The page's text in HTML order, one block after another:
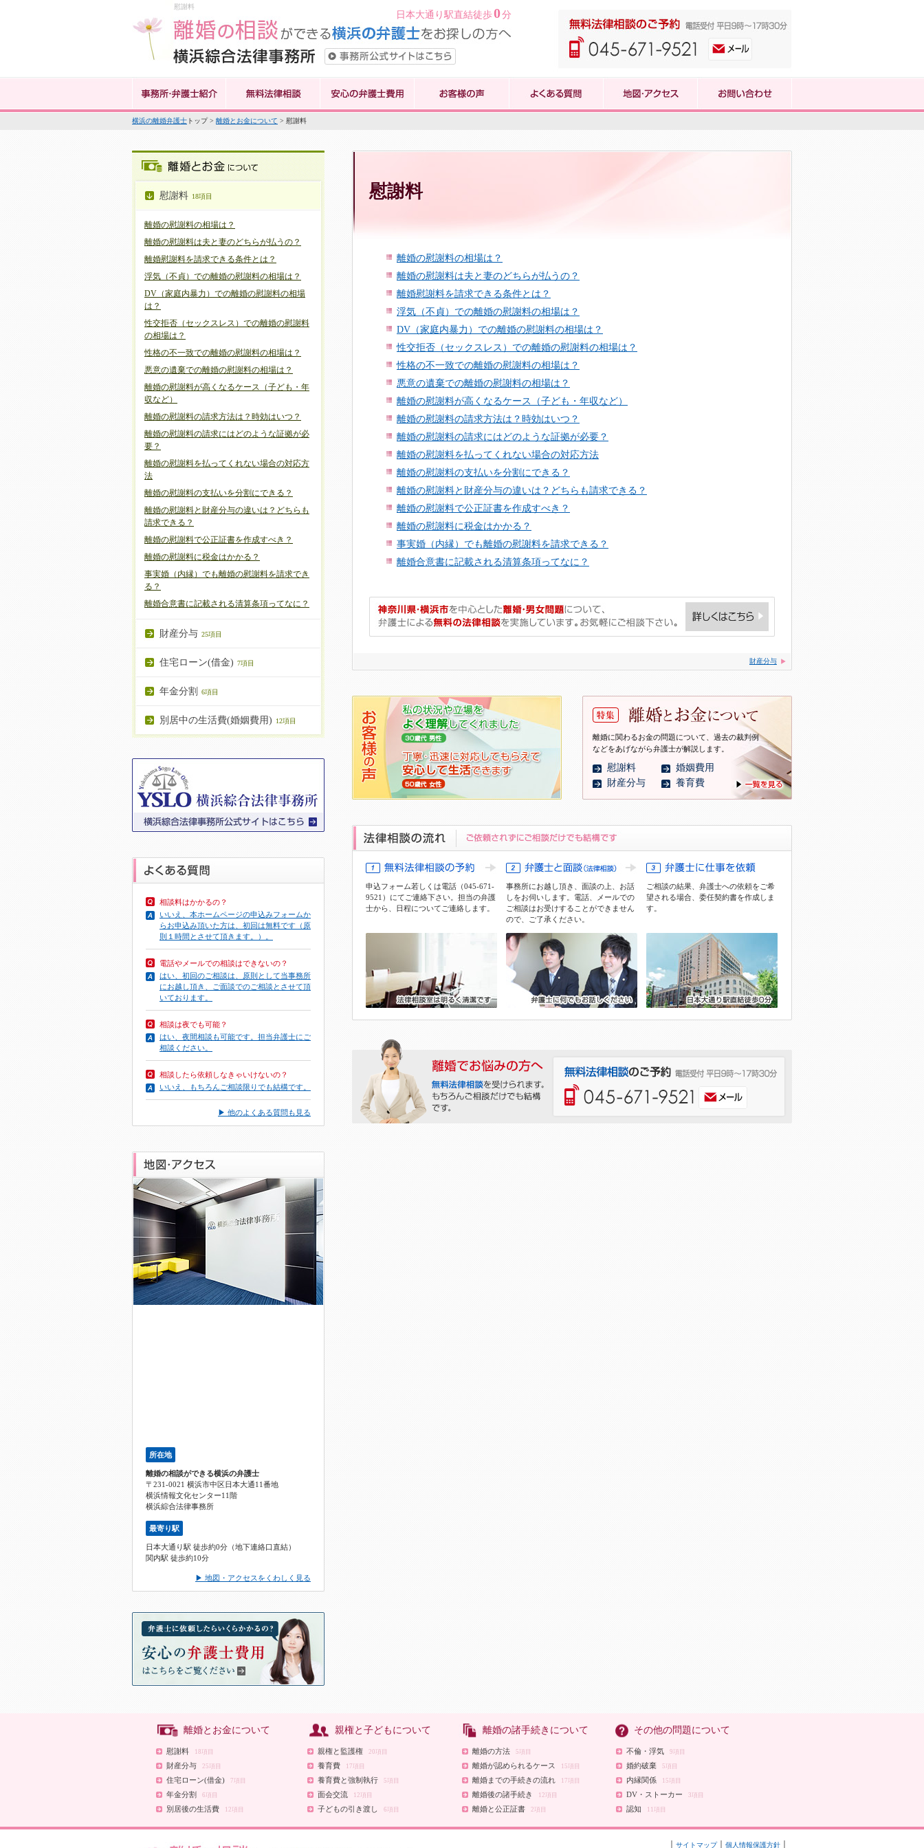
慰謝料
日本大通り駅直結徒歩0分
横浜の離婚弁護士 トップ > 離婚とお金について > 慰謝料
慰謝料 18項目
離婚の慰謝料の相場は？
離婚の慰謝料は夫と妻のどちらが払うの？
離婚慰謝料を請求できる条件とは？
浮気（不貞）での離婚の慰謝料の相場は？
DV（家庭内暴力）での離婚の慰謝料の相場
は？
性交拒否（セックスレス）での離婚の慰謝料
の相場は？
性格の不一致での離婚の慰謝料の相場は？
悪意の遺棄での離婚の慰謝料の相場は？
離婚の慰謝料が高くなるケース（子ども・年
収など）
離婚の慰謝料の請求方法は？時効はいつ？
離婚の慰謝料の請求にはどのような証拠が必
要？
離婚の慰謝料を払ってくれない場合の対応方
法
離婚の慰謝料の支払いを分割にできる？
離婚の慰謝料と財産分与の違いは？どちらも
請求できる？
離婚の慰謝料で公正証書を作成すべき？
離婚の慰謝料に税金はかかる？
事実婚（内縁）でも離婚の慰謝料を請求でき
る？
離婚合意書に記載される清算条項ってなに？
財産分与 25項目
住宅ローン(借金) 7項目
年金分割 6項目
別居中の生活費(婚姻費用) 12項目
相談料はかかるの？
いいえ、本ホームページの申込みフォームか
らお申込み頂いた方は、初回は無料です（原
則１時間とさせて頂きます。）。
電話やメールでの相談はできないの？
はい、初回のご相談は、原則として当事務所
にお越し頂き、ご面談でのご相談とさせて頂
いております。
相談は夜でも可能？
はい、夜間相談も可能です。担当弁護士にご
相談ください。
相談したら依頼しなきゃいけないの？
いいえ、もちろんご相談限りでも結構です。
▶ 他のよくある質問も見る
所在地
離婚の相談ができる横浜の弁護士
〒231-0021 横浜市中区日本大通11番地
横浜情報文化センター11階
横浜綜合法律事務所
最寄り駅
日本大通り駅 徒歩約0分（地下連絡口直結）
関内駅 徒歩約10分
▶ 地図・アクセスをくわしく見る
慰謝料
離婚の慰謝料の相場は？
離婚の慰謝料は夫と妻のどちらが払うの？
離婚慰謝料を請求できる条件とは？
浮気（不貞）での離婚の慰謝料の相場は？
DV（家庭内暴力）での離婚の慰謝料の相場は？
性交拒否（セックスレス）での離婚の慰謝料の相場は？
性格の不一致での離婚の慰謝料の相場は？
悪意の遺棄での離婚の慰謝料の相場は？
離婚の慰謝料が高くなるケース（子ども・年収など）
離婚の慰謝料の請求方法は？時効はいつ？
離婚の慰謝料の請求にはどのような証拠が必要？
離婚の慰謝料を払ってくれない場合の対応方法
離婚の慰謝料の支払いを分割にできる？
離婚の慰謝料と財産分与の違いは？どちらも請求できる？
離婚の慰謝料で公正証書を作成すべき？
離婚の慰謝料に税金はかかる？
事実婚（内縁）でも離婚の慰謝料を請求できる？
離婚合意書に記載される清算条項ってなに？
財産分与
離婚に関わるお金の問題について、過去の裁判例
などをあげながら弁護士が解説します。
慰謝料
婚姻費用
財産分与
養育費
申込フォーム若しくは電話（045-671-
9521）にてご連絡下さい。担当の弁護
士から、日程についてご連絡します。
事務所にお越し頂き、面談の上、お話
しをお伺いします。電話、メールでの
ご相談はお受けすることができません
ので、ご了承ください。
ご相談の結果、弁護士への依頼をご希
望される場合、委任契約書を作成しま
す。
離婚とお金について
慰謝料 18項目
財産分与 25項目
住宅ローン(借金) 7項目
年金分割 6項目
別居後の生活費 12項目
親権と子どもについて
親権と監護権 20項目
養育費 17項目
養育費と強制執行 5項目
面会交流 12項目
子どもの引き渡し 6項目
離婚の諸手続きについて
離婚の方法 5項目
離婚が認められるケース 15項目
離婚までの手続きの流れ 17項目
離婚後の諸手続き 12項目
離婚と公正証書 2項目
その他の問題について
不倫・浮気 9項目
婚約破棄 5項目
内縁関係 15項目
DV・ストーカー 3項目
認知 11項目
サイトマップ 個人情報保護方針